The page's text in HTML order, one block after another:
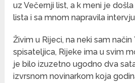
uz Večernji list, a k meni je
lista i sa mnom napravila
Živim u Rijeci, na neki sam način
spisateljica, Rijeke ima u svim
je bilo izuzetno ugodno dva
izvrsnom novinarkom koja